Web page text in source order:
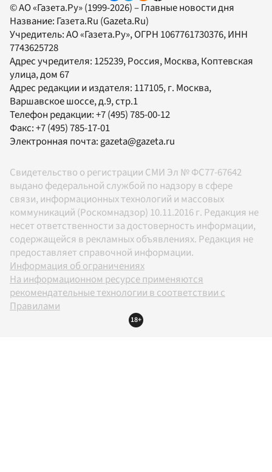
© АО «Газета.Ру» (1999-2026) – Главные новости дня
Название: Газета.Ru (Gazeta.Ru)
Учредитель:АО «Газета.Ру», ОГРН 1067761730376, ИНН
7743625728
Адрес учредителя: 125239, Россия, Москва, Коптевская
улица, дом 67
Адрес редакции и издателя: 117105, г. Москва,
Варшавское шоссе, д.9, стр.1
Телефон редакции:+7 (495) 785-00-12
Факс:+7 (495) 785-17-01
Электронная почта:gazeta@gazeta.ru
Свидетельство о регистрации СМИ Эл № ФС77-67642
выдано федеральной службой по надзору в сфере
связи, информационных технологий и массовых
коммуникаций (Роскомнадзор) 10.11.2016 г. Редакция не
несет ответственности за достоверность информации,
содержащейся в рекламных объявлениях. Редакция не
предоставляет справочной информации.
Информация об ограничениях
На информационном ресурсе применяются
рекомендательные технологии в соответствии с
Правилами
18+